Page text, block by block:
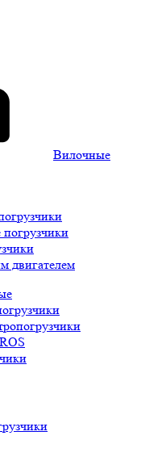
Вилочные
двигателем